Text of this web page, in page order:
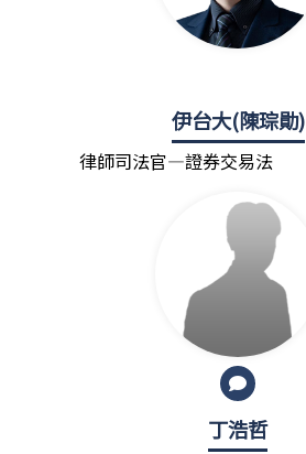
伊台大(陳琮勛)
律師司法官—證券交易法
丁浩哲